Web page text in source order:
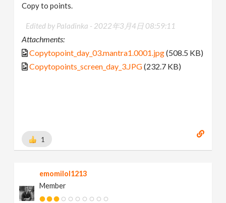
Copy to points.
Edited by Paladinka - 2022年3月4日 08:59:11
Attachments:
Copytopoint_day_03.mantra1.0001.jpg(508.5 KB)
Copytopoints_screen_day_3.JPG(232.7 KB)
1
emomilol1213
Member